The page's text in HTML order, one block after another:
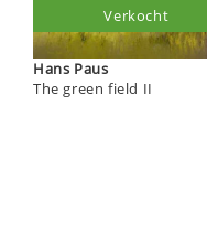
Hans Paus
The green field II
Verkocht